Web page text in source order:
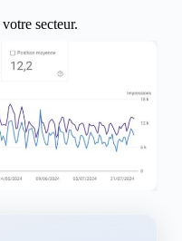
secteur.